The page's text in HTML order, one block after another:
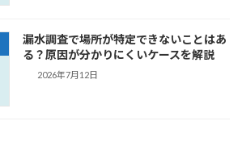
漏水調査で場所が特定できないことはあ
る？原因が分かりにくいケースを解説
2026年7月12日